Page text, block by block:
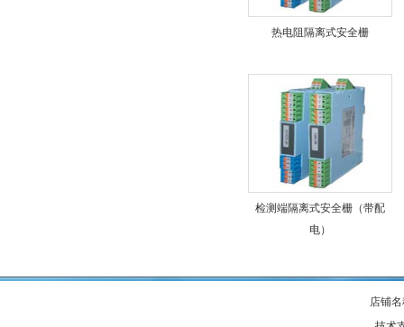
热电阻隔离式安全栅
检测端隔离式安全栅（带配
电）
店铺